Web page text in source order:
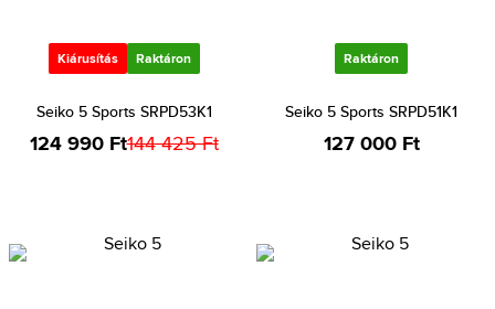
Kiárusítás Raktáron
Seiko 5 Sports SRPD53K1
124 990 Ft144 425 Ft
Raktáron
Seiko 5 Sports SRPD51K1
127 000 Ft